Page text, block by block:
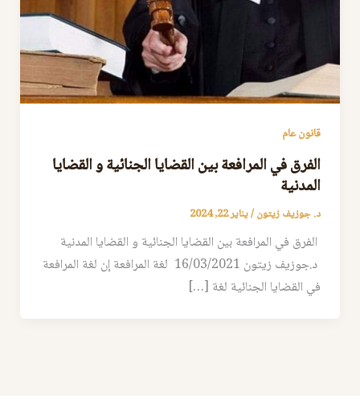
قانون عام
الفرق في المرافعة بين القضايا الجنائية و القضايا
المدنية
د. جوزيف زيتون/يناير 22, 2024
الفرق في المرافعة بين القضايا الجنائية و القضايا المدنية
د.جوزيف زيتون 16/03/2021 لغة المرافعة إن لغة المرافعة
في القضايا الجنائية لغة […]